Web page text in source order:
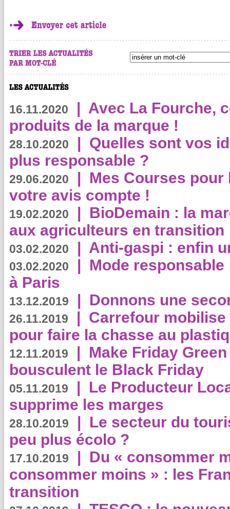
16.11.2020 | Avec La Fourche,
produits de la marque !
28.10.2020 | Quelles sont vos
plus responsable ?
29.06.2020 | Mes Courses pour
votre avis compte !
19.02.2020 | BioDemain : la
aux agriculteurs en transition
03.02.2020 | Anti-gaspi : enfin
03.02.2020 | Mode
à Paris
13.12.2019 | Donnons une
26.11.2019 | Carrefour
pour faire la chasse au
12.11.2019 | Make Friday
bousculent le Black Friday
05.11.2019 | Le Producteur
supprime les marges
28.10.2019 | Le secteur du
peu plus écolo ?
17.10.2019 | Du « consommer
consommer moins » : les
transition